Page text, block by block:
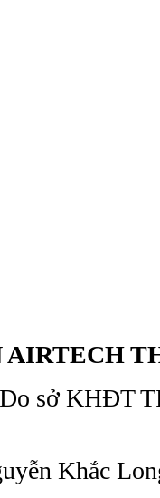
AIRTECH
sở KHĐT
Khắc